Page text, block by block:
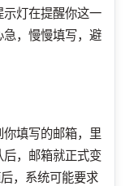
灯在提醒你这一
，慢慢填写，避
填写的邮箱，里
，邮箱就正式变
，系统可能要求